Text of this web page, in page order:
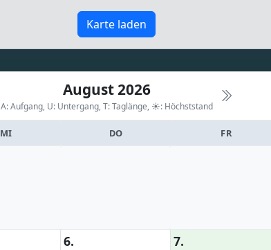
Karte laden
August 2026
A: Aufgang, U: Untergang, T: Taglänge, ☀: Höchststand
MI DO FR
6. 7.